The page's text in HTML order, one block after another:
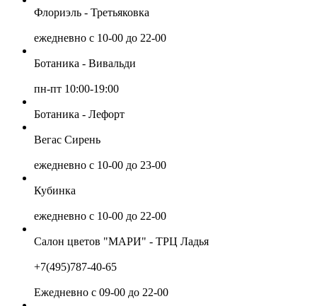
Флориэль - Третьяковка
ежедневно с 10-00 до 22-00
Ботаника - Вивальди
пн-пт 10:00-19:00
Ботаника - Лефорт
Вегас Сирень
ежедневно с 10-00 до 23-00
Кубинка
ежедневно с 10-00 до 22-00
Салон цветов "МАРИ" - ТРЦ Ладья
+7(495)787-40-65
Ежедневно с 09-00 до 22-00